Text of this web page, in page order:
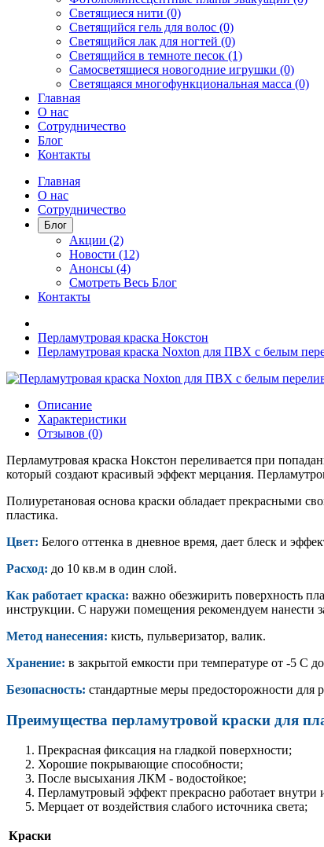
Светящиеся нити (0)
Светящийся гель для волос (0)
Светящийся лак для ногтей (0)
Светящийся в темноте песок (1)
Самосветящиеся новогодние игрушки (0)
Светящаяся многофункциональная масса (0)
Главная
О нас
Сотрудничество
Блог
Контакты
Главная
О нас
Сотрудничество
Блог
Акции (2)
Новости (12)
Анонсы (4)
Смотреть Весь Блог
Контакты
Перламутровая краска Нокстон
Перламутровая краска Noxton для ПВХ с белым
Описание
Характеристики
Отзывов (0)
Перламутровая краска Нокстон переливается при
который создают красивый эффект мерцания.
Полиуретановая основа краски обладает прекрасными
пластика.
Цвет: Белого оттенка в дневное время, дает блеск и
Расход: до 10 кв.м в один слой.
Как работает краска: важно обезжирить поверхность
инструкции. С наружи помещения рекомендуем нанести
Метод нанесения: кисть, пульверизатор, валик.
Хранение: в закрытой емкости при температуре от -5 С
Безопасность: стандартные меры предосторожности для
Преимущества перламутровой краски для
Прекрасная фиксация на гладкой поверхности;
Хорошие покрывающие способности;
После высыхания ЛКМ - водостойкое;
Перламутровый эффект прекрасно работает
Мерцает от воздействия слабого источника света;
Краски